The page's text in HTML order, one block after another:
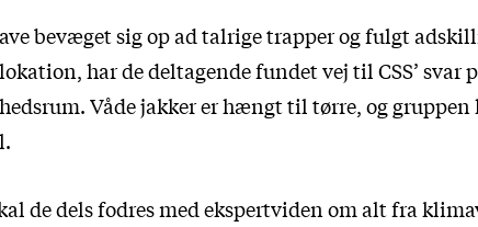
bevæget sig op ad talrige trapper og fulgt
har de deltagende fundet vej til CSS’ svar
Våde jakker er hængt til tørre, og gruppen
de dels fodres med ekspertviden om alt fra